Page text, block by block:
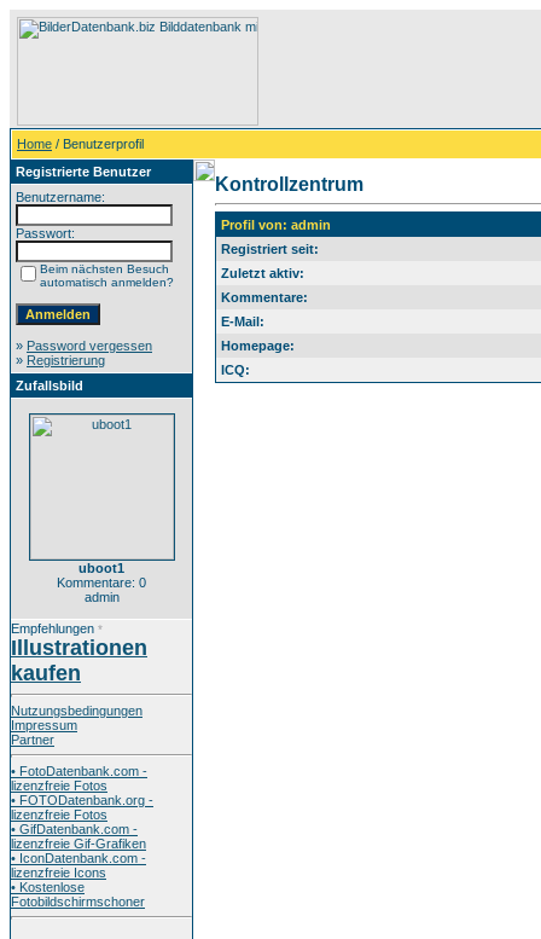
Home / Benutzerprofil
Registrierte Benutzer
Benutzername:
Passwort:
Beim nächsten Besuch
automatisch anmelden?
» Password vergessen
» Registrierung
Zufallsbild
uboot1
Kommentare: 0
admin
Empfehlungen *
Illustrationen
kaufen
Nutzungsbedingungen
Impressum
Partner
• FotoDatenbank.com -
lizenzfreie Fotos
• FOTODatenbank.org -
lizenzfreie Fotos
• GifDatenbank.com -
lizenzfreie Gif-Grafiken
• IconDatenbank.com -
lizenzfreie Icons
• Kostenlose
Fotobildschirmschoner
Kontrollzentrum
Profil von: admin
Registriert seit:
Zuletzt aktiv:
Kommentare:
E-Mail:
Homepage:
ICQ: